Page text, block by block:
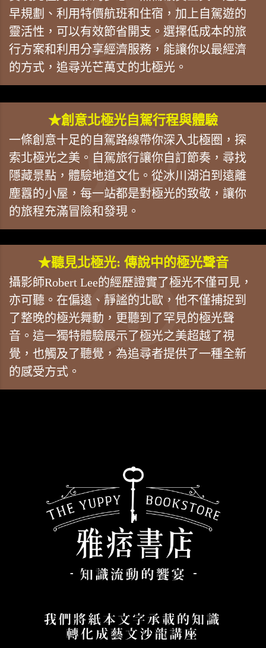
早規劃、利用特價航班和住宿，加上自駕遊的
靈活性，可以有效節省開支。選擇低成本的旅
行方案和利用分享經濟服務，能讓你以最經濟
的方式，追尋光芒萬丈的北極光。
★創意北極光自駕行程與體驗
一條創意十足的自駕路線帶你深入北極圈，探
索北極光之美。自駕旅行讓你自訂節奏，尋找
隱藏景點，體驗地道文化。從冰川湖泊到遠離
塵囂的小屋，每一站都是對極光的致敬，讓你
的旅程充滿冒險和發現。
★聽見北極光: 傳說中的極光聲音
攝影師Robert Lee的經歷證實了極光不僅可見，
亦可聽。在偏遠、靜謐的北歐，他不僅捕捉到
了整晚的極光舞動，更聽到了罕見的極光聲
音。這一獨特體驗展示了極光之美超越了視
覺，也觸及了聽覺，為追尋者提供了一種全新
的感受方式。